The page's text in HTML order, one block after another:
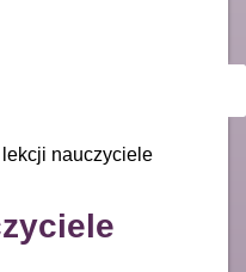
lekcji nauczyciele